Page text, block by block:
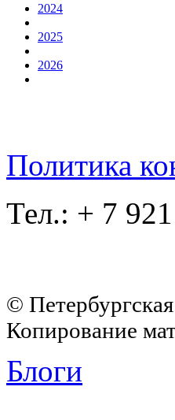
2024
2025
2026
Политика
Тел.: + 7
©
Копирование
Блоги